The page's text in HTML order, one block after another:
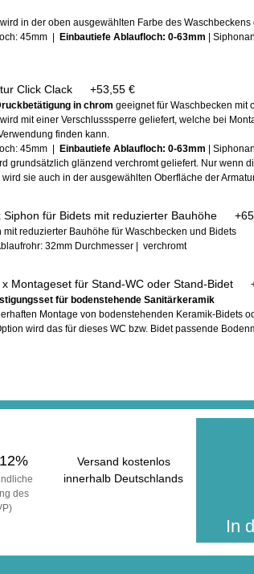
in der oben ausgewählten Farbe des Waschbeckens
45mm | Einbautiefe Ablaufloch: 0-63mm |
Click Clack +53,55 €
in chrom geeignet für Waschbecken mit
mit einer Verschlusssperre geliefert, welche bei
finden kann.
45mm | Einbautiefe Ablaufloch: 0-63mm |
grundsätzlich glänzend verchromt geliefert. Nur wenn
sie auch in der ausgewählten Oberfläche der
Siphon für Bidets mit reduzierter Bauhöhe +
mit reduzierter Bauhöhe für Waschbecken und Bidets
32mm Durchmesser | verchromt
x Montageset für Stand-WC oder Stand-Bidet
für bodenstehende Sanitärkeramik
Montage von bodenstehenden Keramik-Bidets
wird das für dieses WC bzw. Bidet passende
12%
des
Versand kostenlos
innerhalb Deutschlands
In
erhalten